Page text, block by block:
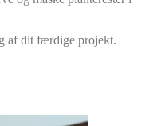
af dit færdige projekt.